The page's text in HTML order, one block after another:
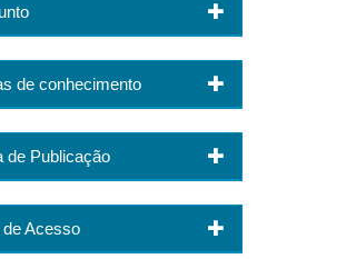
de conhecimento
de Publicação
de Acesso